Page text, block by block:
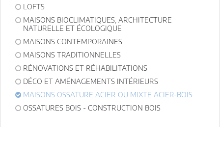
LOFTS
MAISONS BIOCLIMATIQUES, ARCHITECTURE
NATURELLE ET ÉCOLOGIQUE
MAISONS CONTEMPORAINES
MAISONS TRADITIONNELLES
RÉNOVATIONS ET RÉHABILITATIONS
DÉCO ET AMÉNAGEMENTS INTÉRIEURS
MAISONS OSSATURE ACIER OU MIXTE ACIER-BOIS
OSSATURES BOIS - CONSTRUCTION BOIS